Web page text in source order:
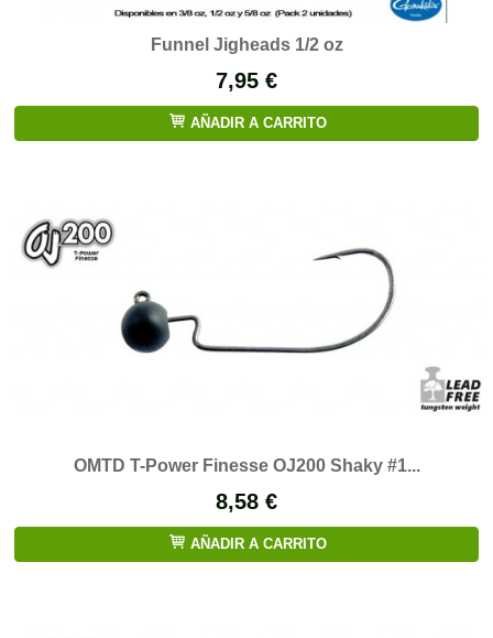
Funnel Jigheads 1/2 oz
7,95 €
AÑADIR A CARRITO
​OMTD T-Power Finesse OJ200 Shaky #1...
8,58 €
AÑADIR A CARRITO